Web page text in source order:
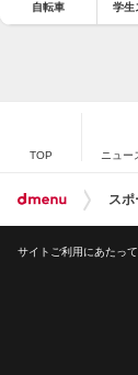
自転車 学生
TOP ニュー
スポ
サイトご利用にあたって